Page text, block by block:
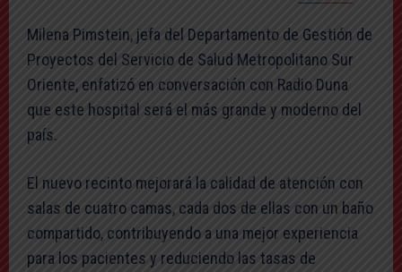
Milena Pimstein, jefa del Departamento de Gestión de
Proyectos del Servicio de Salud Metropolitano Sur
Oriente, enfatizó en conversación con Radio Duna
que este hospital será el más grande y moderno del
país.
El nuevo recinto mejorará la calidad de atención con
salas de cuatro camas, cada dos de ellas con un baño
compartido, contribuyendo a una mejor experiencia
para los pacientes y reduciendo las tasas de